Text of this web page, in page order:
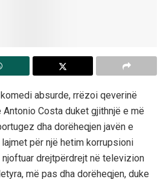
absurde, rrëzoi qeverinë
Costa duket gjithnjë e më
dha dorëheqjen javën e
për një hetim korrupsioni
drejtpërdrejt në televizion
më pas dha dorëheqjen, duke